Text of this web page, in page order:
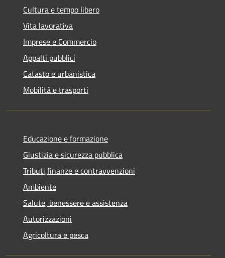
Cultura e tempo libero
Vita lavorativa
Imprese e Commercio
Appalti pubblici
Catasto e urbanistica
Mobilità e trasporti
Educazione e formazione
Giustizia e sicurezza pubblica
Tributi,finanze e contravvenzioni
Ambiente
Salute, benessere e assistenza
Autorizzazioni
Agricoltura e pesca